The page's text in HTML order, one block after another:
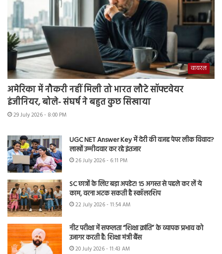
वायरल
अमेरिका में नौकरी नहीं मिली तो भारत लौटे सॉफ्टवेयर
इंजीनियर, बोले- संघर्ष ने बहुत कुछ सिखाया
29 July 2026 - 8:00 PM
UGC NET Answer Key में देरी की वजह पेपर लीक विवाद?
लाखों उम्मीदवार कर रहे इंतजार
26 July 2026 - 6:11 PM
SC छात्रों के लिए बड़ा अपडेट! 15 अगस्त से पहले कर लें ये
काम, वरना अटक सकती है स्कॉलरशिप
22 July 2026 - 11:54 AM
नीट परीक्षा में सफलता “शिक्षा क्रांति” के व्यापक प्रभाव को
उजागर करती है: शिक्षा मंत्री बैंस
20 July 2026 - 11:43 AM